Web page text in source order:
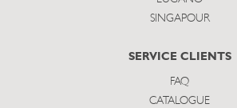
SINGAPOUR
SERVICE CLIENTS
FAQ
CATALOGUE